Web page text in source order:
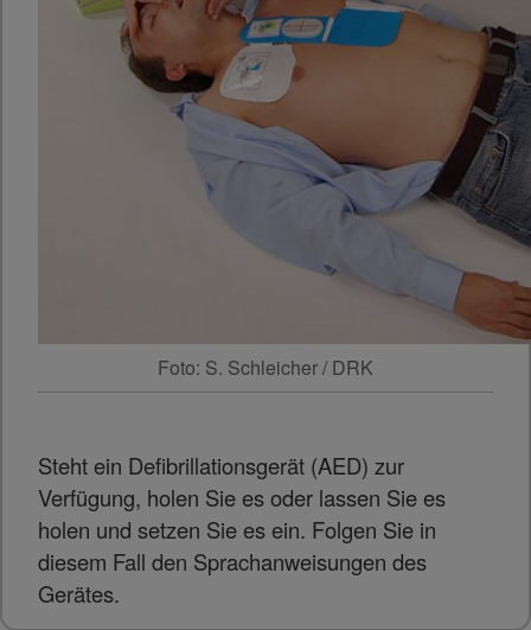
Foto: S. Schleicher / DRK
Steht ein Defibrillationsgerät (AED) zur
Verfügung, holen Sie es oder lassen Sie es
holen und setzen Sie es ein. Folgen Sie in
diesem Fall den Sprachanweisungen des
Gerätes.